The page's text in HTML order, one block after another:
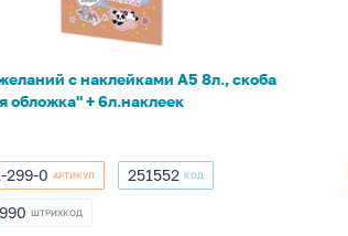
с наклейками А5 8л., скоба
обложка" + 6л.наклеек
299-0 АРТИКУЛ 251552
251552 КОД
ШТРИХКОД